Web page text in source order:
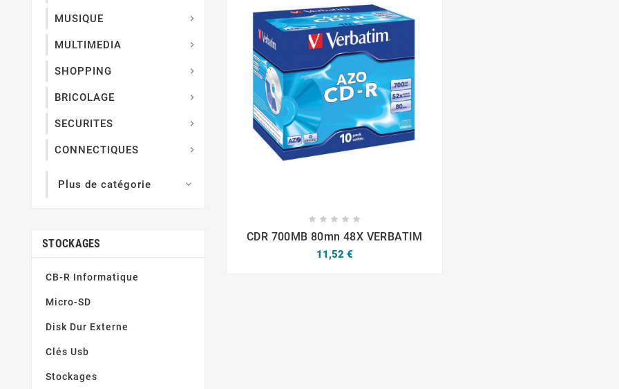
MUSIQUE 
MULTIMEDIA 
SHOPPING 
BRICOLAGE 
SECURITES 
CONNECTIQUES 
Plus de catégorie 
STOCKAGES
CB-R Informatique
Micro-SD
Disk Dur Externe
Clés Usb
Stockages
 
    
CDR 700MB 80mn 48X VERBATIM
Prix
11,52 €